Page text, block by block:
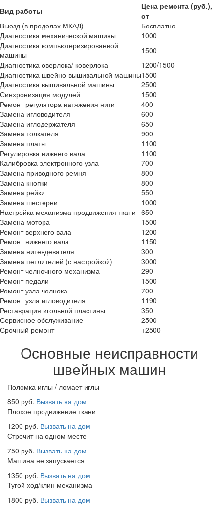
Вид работы
Цена ремонта (руб.),
от
Выезд (в пределах МКАД)
Бесплатно
Диагностика механической машины
1000
Диагностика компьютеризированной
машины
1500
Диагностика оверлока/ коверлока
1200/1500
Диагностика швейно-вышивальной машины1500
Диагностика вышивальной машины
2500
Синхронизация модулей
1500
Ремонт регулятора натяжения нити
400
Замена игловодителя
600
Замена иглодержателя
650
Замена толкателя
900
Замена платы
1100
Регулировка нижнего вала
1100
Калибровка электронного узла
700
Замена приводного ремня
800
Замена кнопки
800
Замена рейки
550
Замена шестерни
1000
Настройка механизма продвижения ткани 650
Замена мотора
1500
Ремонт верхнего вала
1200
Ремонт нижнего вала
1150
Замена нитевдевателя
300
Замена петлителей (с настройкой)
3000
Ремонт челночного механизма
290
Ремонт педали
1500
Ремонт узла челнока
700
Ремонт узла игловодителя
1190
Реставрация игольной пластины
350
Сервисное обслуживание
2500
Срочный ремонт
+2500
Основные неисправности
швейных машин
Поломка иглы / ломает иглы
850 руб. Вызвать на дом
Плохое продвижение ткани
1200 руб. Вызвать на дом
Строчит на одном месте
750 руб. Вызвать на дом
Машина не запускается
1350 руб. Вызвать на дом
Тугой ход/клин механизма
1800 руб. Вызвать на дом